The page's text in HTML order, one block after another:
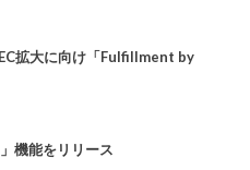
拡大に向け「Fulfillment by
機能をリリース